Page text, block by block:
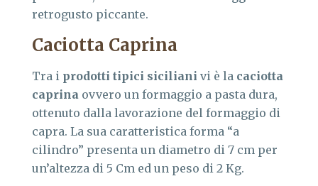
retrogusto piccante.
Caciotta Caprina
Tra i prodotti tipici siciliani vi è la caciotta
caprina ovvero un formaggio a pasta dura,
ottenuto dalla lavorazione del formaggio di
capra. La sua caratteristica forma “a
cilindro” presenta un diametro di 7 cm per
un’altezza di 5 Cm ed un peso di 2 Kg.